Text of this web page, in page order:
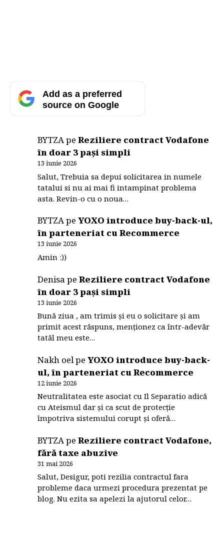
Add as a preferred
source on Google
BYTZApeReziliere contract Vodafone
în doar 3 pași simpli
13 iunie 2026
Salut, Trebuia sa depui solicitarea in numele
tatalui si nu ai mai fi intampinat problema
asta. Revin-o cu o noua…
BYTZApeYOXO introduce buy-back-ul,
în parteneriat cu Recommerce
13 iunie 2026
Amin :))
Denisa peReziliere contract Vodafone
în doar 3 pași simpli
13 iunie 2026
Bună ziua , am trimis și eu o solicitare și am
primit acest răspuns, menționez ca într-adevăr
tatăl meu este…
Nakh oelpeYOXO introduce buy-back-
ul, în parteneriat cu Recommerce
12 iunie 2026
Neutralitatea este asociat cu Il Separatio adică
cu Ateismul dar și ca scut de protecție
împotriva sistemului corupt și oferă…
BYTZApeReziliere contract Vodafone,
fără taxe abuzive
31 mai 2026
Salut, Desigur, poti rezilia contractul fara
probleme daca urmezi procedura prezentat pe
blog. Nu ezita sa apelezi la ajutorul celor…